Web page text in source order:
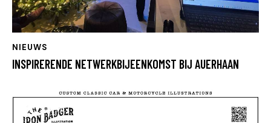
NIEUWS
INSPIRERENDE NETWERKBIJEENKOMST BIJ AUERHAAN